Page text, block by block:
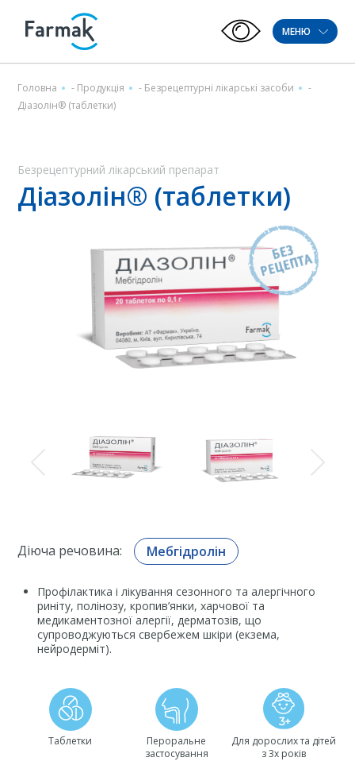
МЕНЮ
Головна - Продукція - Безрецептурні лікарські засоби
-
Діазолін® (таблетки)
Безрецептурний лікарський препарат
Діазолін® (таблетки)
Діюча речовина: Мебгідролін
Профілактика і лікування сезонного та алергічного
риніту, полінозу, кропив’янки, харчової та
медикаментозної алергії, дерматозів, що
супроводжуються свербежем шкіри (екзема,
нейродерміт).
Таблетки
Пероральне
застосування
Для дорослих та дітей
з 3х років